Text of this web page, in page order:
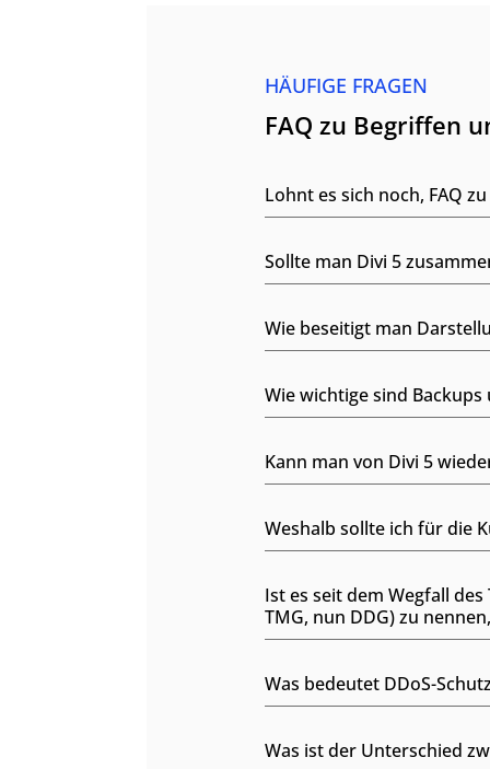
HÄUFIGE FRAGEN
FAQ zu Begriffen
Lohnt es sich noch, FAQ
Sollte man Divi 5
Wie beseitigt man
Wie wichtige sind
Kann man von Divi 5
Weshalb sollte ich für die
Ist es seit dem Wegfall
TMG, nun DDG) zu
Was bedeutet DDoS-
Was ist der Unterschied